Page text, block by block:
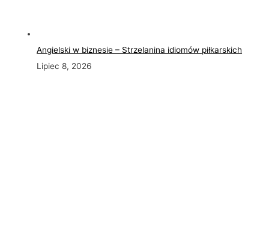
Angielski w biznesie – Strzelanina idiomów piłkarskich
Lipiec 8, 2026